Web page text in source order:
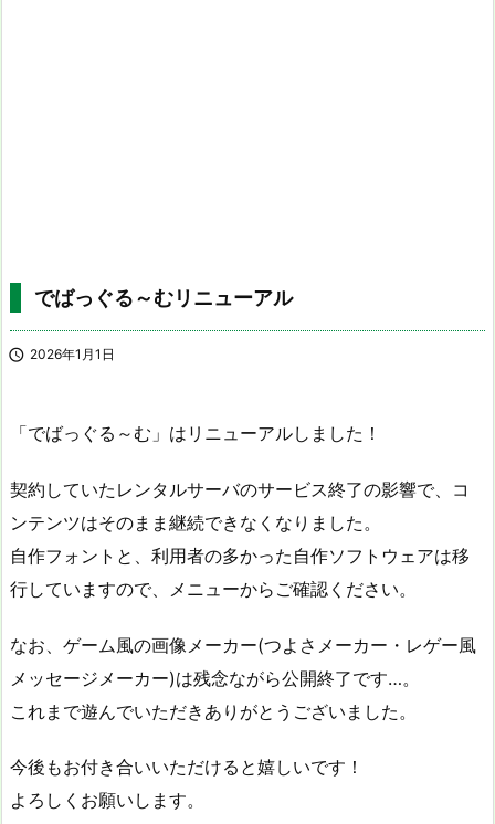
でばっぐる～むリニューアル
 2026年1月1日
「でばっぐる～む」はリニューアルしました！
契約していたレンタルサーバのサービス終了の影響で、コ
ンテンツはそのまま継続できなくなりました。
自作フォントと、利用者の多かった自作ソフトウェアは移
行していますので、メニューからご確認ください。
なお、ゲーム風の画像メーカー(つよさメーカー・レゲー風
メッセージメーカー)は残念ながら公開終了です…。
これまで遊んでいただきありがとうございました。
今後もお付き合いいただけると嬉しいです！
よろしくお願いします。